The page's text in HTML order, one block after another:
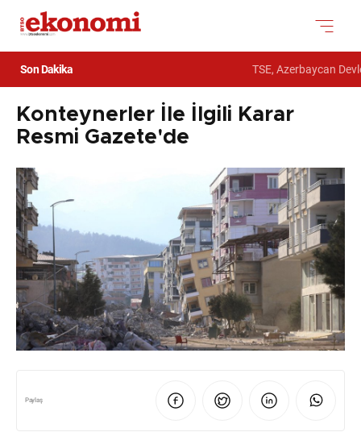
Son Dakika TSE, Azerbaycan
Konteynerler İle İlgili Karar
Resmi Gazete'de
Paylaş